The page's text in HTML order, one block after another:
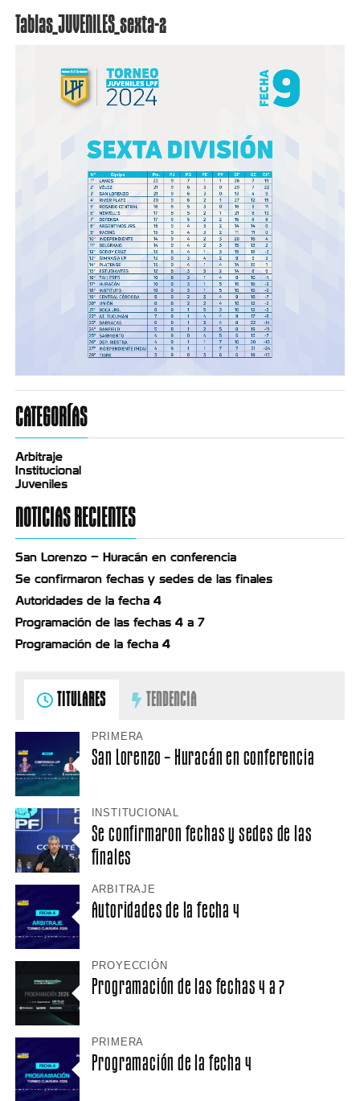
Tablas_JUVENILES_sexta-2
CATEGORÍAS
Arbitraje
Institucional
Juveniles
NOTICIAS RECIENTES
San Lorenzo – Huracán en conferencia
Se confirmaron fechas y sedes de las finales
Autoridades de la fecha 4
Programación de las fechas 4 a 7
Programación de la fecha 4
TITULARES TENDENCIA
PRIMERA
San Lorenzo – Huracán en conferencia
INSTITUCIONAL
Se confirmaron fechas y sedes de las
finales
ARBITRAJE
Autoridades de la fecha 4
PROYECCIÓN
Programación de las fechas 4 a 7
PRIMERA
Programación de la fecha 4